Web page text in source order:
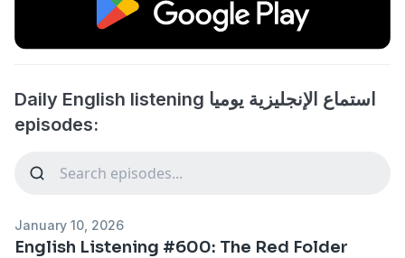
Daily English listening ‏استماع الإنجليزية يوميا
episodes:
January 10, 2026
English Listening #600: The Red Folder